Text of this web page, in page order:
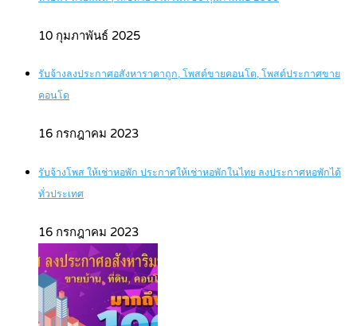
10 กุมภาพันธ์ 2025
รับจ้างลงประกาศอสังหาราคาถูก, โพสต์ขายคอนโด, โพสต์ประกาศขาย
คอนโด
16 กรกฎาคม 2023
รับจ้างโพส ให้เช่าหอพัก ประกาศให้เช่าหอพักในไทย ลงประกาศหอพักได้
ทั่วประเทศ
16 กรกฎาคม 2023